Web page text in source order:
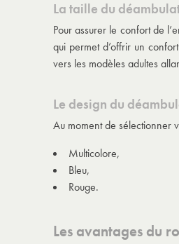
La taille du
Pour assurer le confort de
qui permet d’offrir un
vers les modèles adultes
Le design du
Au moment de sélectionner
Multicolore,
Bleu,
Rouge.
Les avantages du